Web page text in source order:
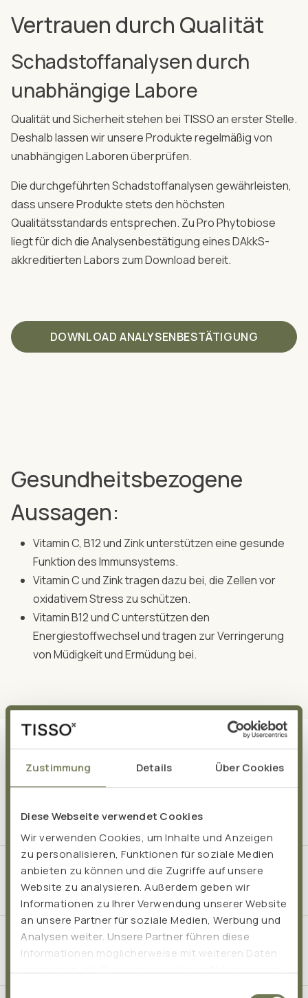
Zustimmung Details Über Cookies
Diese Webseite verwendet Cookies
Wir verwenden Cookies, um Inhalte und Anzeigen
zu personalisieren, Funktionen für soziale Medien
anbieten zu können und die Zugriffe auf unsere
Website zu analysieren. Außerdem geben wir
Informationen zu Ihrer Verwendung unserer Website
an unsere Partner für soziale Medien, Werbung und
Analysen weiter. Unsere Partner führen diese
Informationen möglicherweise mit weiteren Daten
Vertrauen durch Qualität
Schadstoffanalysen durch
unabhängige Labore
Qualität und Sicherheit stehen bei TISSO an erster Stelle.
Deshalb lassen wir unsere Produkte regelmäßig von
unabhängigen Laboren überprüfen.
Die durchgeführten Schadstoffanalysen gewährleisten,
dass unsere Produkte stets den höchsten
Qualitätsstandards entsprechen. Zu Pro Phytobiose
liegt für dich die Analysenbestätigung eines DAkkS-
akkreditierten Labors zum Download bereit.
DOWNLOAD ANALYSENBESTÄTIGUNG
Gesundheitsbezogene
Aussagen:
Vitamin C, B12 und Zink unterstützen eine gesunde
Funktion des Immunsystems.
Vitamin C und Zink tragen dazu bei, die Zellen vor
oxidativem Stress zu schützen.
Vitamin B12 und C unterstützen den
Energiestoffwechsel und tragen zur Verringerung
von Müdigkeit und Ermüdung bei.
Häufig gestellte Fragen
Wie und wann sollte ich Pro Phytobiose
einnehmen?
Kann Pro Phytobiose dauerhaft eingenommen
werden?